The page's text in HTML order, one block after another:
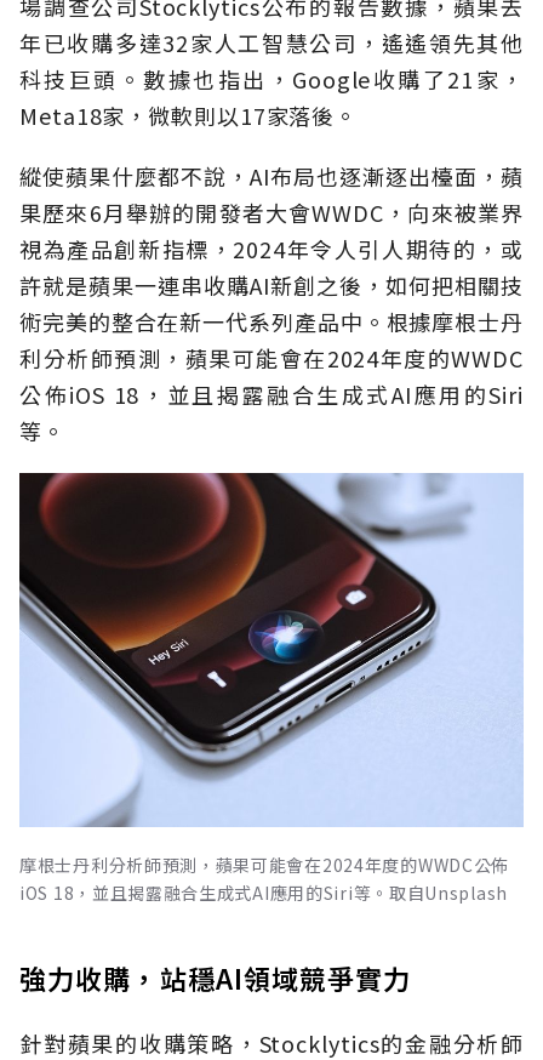
年已收購多達32家人工智慧公司，遙遙領先其他
科技巨頭。數據也指出，Google收購了21家，
Meta18家，微軟則以17家落後。
縱使蘋果什麼都不說，AI布局也逐漸逐出檯面，蘋
果歷來6月舉辦的開發者大會WWDC，向來被業界
視為產品創新指標，2024年令人引人期待的，或
許就是蘋果一連串收購AI新創之後，如何把相關技
術完美的整合在新一代系列產品中。根據摩根士丹
利分析師預測，蘋果可能會在2024年度的WWDC
公佈iOS 18，並且揭露融合生成式AI應用的Siri
等。
摩根士丹利分析師預測，蘋果可能會在2024年度的WWDC公佈
iOS 18，並且揭露融合生成式AI應用的Siri等。取自Unsplash
強力收購，站穩AI領域競爭實力
針對蘋果的收購策略，Stocklytics的金融分析師